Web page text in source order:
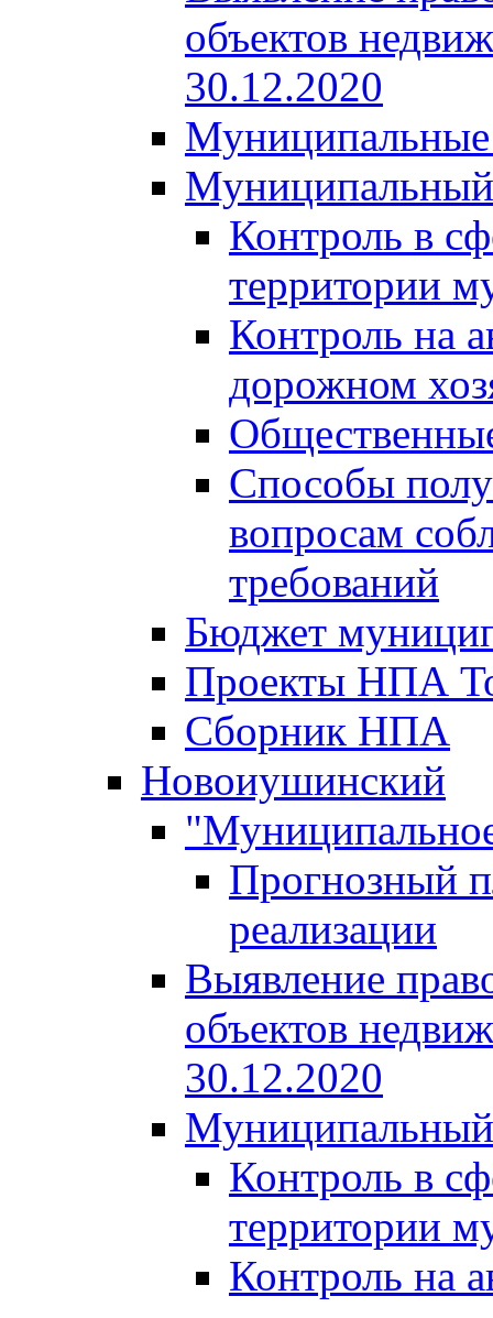
объектов
30.12.2020
Муниципальные
Муниципальный
Контроль в
территории
Контроль на
дорожном
Способы
вопросам
требований
Бюджет
Проекты НПА
Сборник НПА
Новоиушинский
Прогнозный
реализации
Выявление
объектов
30.12.2020
Муниципальный
Контроль в
территории
Контроль на